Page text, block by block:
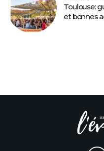
Toulouse:
et bonnes